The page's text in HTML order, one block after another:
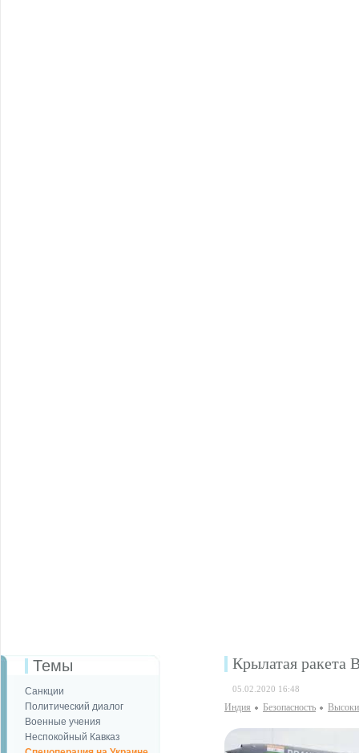
Темы
Санкции
Политический диалог
Военные учения
Неспокойный Кавказ
Крылатая ракета
05.02.2020 16:48
Индия Безопаcность